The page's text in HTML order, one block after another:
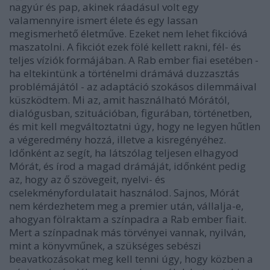
nagyúr és pap, akinek ráadásul volt egy
valamennyire ismert élete és egy lassan
megismerhető életműve. Ezeket nem lehet fikcióvá
maszatolni. A fikciót ezek fölé kellett rakni, fél- és
teljes víziók formájában. A Rab ember fiai esetében -
ha eltekintünk a történelmi drámává duzzasztás
problémájától - az adaptáció szokásos dilemmáival
küszködtem. Mi az, amit használható Mórától,
dialógusban, szituációban, figurában, történetben,
és mit kell megváltoztatni úgy, hogy ne legyen hűtlen
a végeredmény hozzá, illetve a kisregényéhez.
Időnként az segít, ha látszólag teljesen elhagyod
Mórát, és írod a magad drámáját, időnként pedig
az, hogy az ő szövegeit, nyelvi- és
cselekményfordulatait használod. Sajnos, Mórát
nem kérdezhetem meg a premier után, vállalja-e,
ahogyan fölraktam a színpadra a Rab ember fiait.
Mert a színpadnak más törvényei vannak, nyilván,
mint a könyvműnek, a szükséges sebészi
beavatkozásokat meg kell tenni úgy, hogy közben a